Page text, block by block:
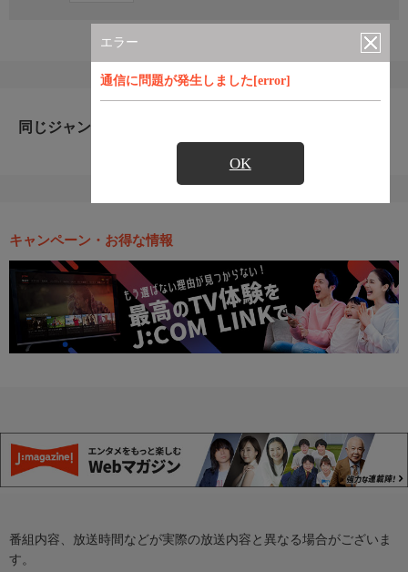
エラー
通信に問題が発生しました[error]
OK
同じジャンルのおすすめ番組
キャンペーン・お得な情報
番組内容、放送時間などが実際の放送内容と異なる場合がございま
す。